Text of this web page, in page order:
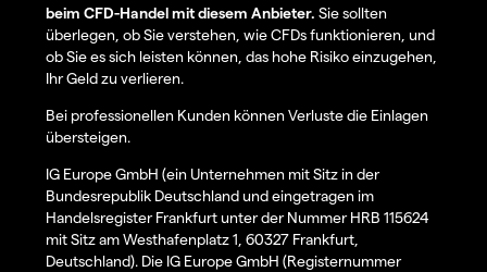
beim CFD-Handel mit diesem Anbieter. Sie sollten
überlegen, ob Sie verstehen, wie CFDs funktionieren, und
ob Sie es sich leisten können, das hohe Risiko einzugehen,
Ihr Geld zu verlieren.
Bei professionellen Kunden können Verluste die Einlagen
übersteigen.
IG Europe GmbH (ein Unternehmen mit Sitz in der
Bundesrepublik Deutschland und eingetragen im
Handelsregister Frankfurt unter der Nummer HRB 115624
mit Sitz am Westhafenplatz 1, 60327 Frankfurt,
Deutschland). Die IG Europe GmbH (Registernummer